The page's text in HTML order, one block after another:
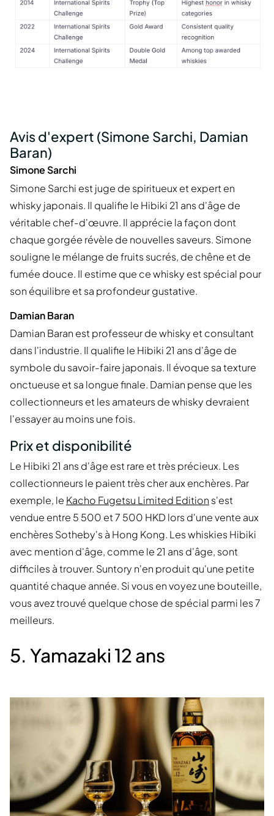
Avis d'expert (Simone Sarchi, Damian
Baran)
Simone Sarchi
Simone Sarchi est juge de spiritueux et expert en
whisky japonais. Il qualifie le Hibiki 21 ans d'âge de
véritable chef-d'œuvre. Il apprécie la façon dont
chaque gorgée révèle de nouvelles saveurs. Simone
souligne le mélange de fruits sucrés, de chêne et de
fumée douce. Il estime que ce whisky est spécial pour
son équilibre et sa profondeur gustative.
Damian Baran
Damian Baran est professeur de whisky et consultant
dans l'industrie. Il qualifie le Hibiki 21 ans d'âge de
symbole du savoir-faire japonais. Il évoque sa texture
onctueuse et sa longue finale. Damian pense que les
collectionneurs et les amateurs de whisky devraient
l'essayer au moins une fois.
Prix et disponibilité
Le Hibiki 21 ans d'âge est rare et très précieux. Les
collectionneurs le paient très cher aux enchères. Par
exemple, le Kacho Fugetsu Limited Edition s'est
vendue entre 5 500 et 7 500 HKD lors d'une vente aux
enchères Sotheby's à Hong Kong. Les whiskies Hibiki
avec mention d'âge, comme le 21 ans d'âge, sont
difficiles à trouver. Suntory n'en produit qu'une petite
quantité chaque année. Si vous en voyez une bouteille,
vous avez trouvé quelque chose de spécial parmi les 7
meilleurs.
5. Yamazaki 12 ans